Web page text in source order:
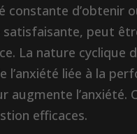
constante d’obtenir
peut
La nature cyclique
liée à la
augmente l’anxiété.
efficaces.